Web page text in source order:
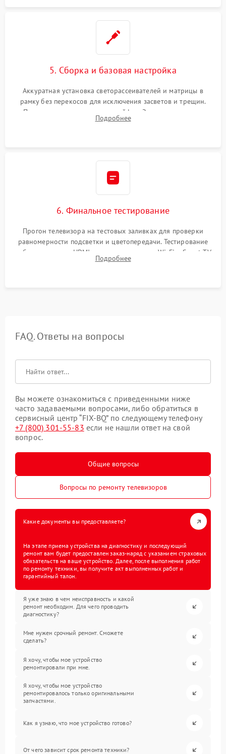
5. Сборка и базовая настройка
Аккуратная установка светорассеивателей и матрицы в
рамку без перекосов для исключения засветов и трещин.
Подключение внутренних шлейфов. Закрытие корпуса.
Сброс настроек и обновление программного обеспечения.
Подробнее
6. Финальное тестирование
Прогон телевизора на тестовых заливках для проверки
равномерности подсветки и цветопередачи. Тестирование
работы разъемов HDMI, динамиков, модуля Wi-Fi и Smart TV
в рабочем режиме в течение нескольких часов.
Подробнее
FAQ. Ответы на вопросы
Вы можете ознакомиться с приведенными ниже
часто задаваемыми вопросами, либо обратиться в
сервисный центр “FIX-BQ” по следующему телефону
+7 (800) 301-55-83 если не нашли ответ на свой
вопрос.
Общие вопросы
Вопросы по ремонту телевизоров
Какие документы вы предоставляете?
На этапе приема устройства на диагностику и последующий
ремонт вам будет предоставлен заказ-наряд с указанием страховых
обязательств на ваше устройство. Далее, после выполнения работ
по ремонту техники, вы получите акт выполненных работ и
гарантийный талон.
Я уже знаю в чем неисправность и какой
ремонт необходим. Для чего проводить
диагностику?
Мне нужен срочный ремонт. Сможете
сделать?
Я хочу, чтобы мое устройство
ремонтировали при мне.
Я хочу, чтобы мое устройство
ремонтировалось только оригинальными
запчастями.
Как я узнаю, что мое устройство готово?
От чего зависит срок ремонта техники?